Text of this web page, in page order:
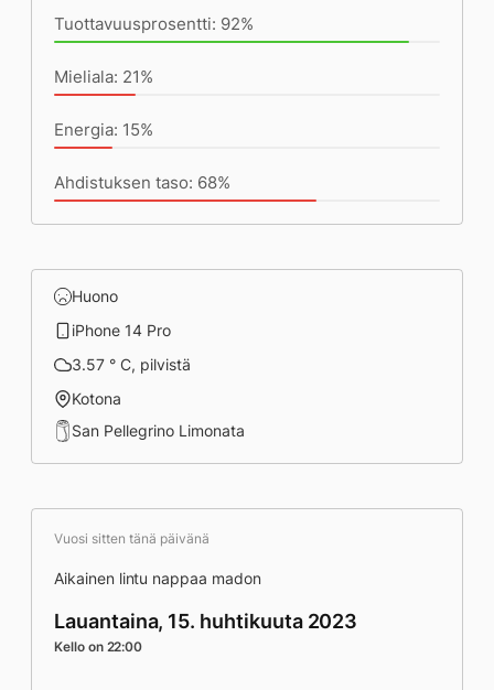
Tuottavuusprosentti: 92%
Mieliala: 21%
Energia: 15%
Ahdistuksen taso: 68%
Huono
iPhone 14 Pro
3.57 ° C, pilvistä
Kotona
San Pellegrino Limonata
Vuosi sitten tänä päivänä
Aikainen lintu nappaa madon
Lauantaina, 15. huhtikuuta 2023
Kello on 22:00